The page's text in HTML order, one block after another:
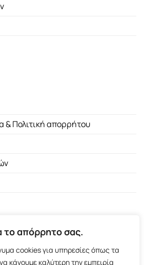
το απόρρητο σας.
cookies για υπηρεσίες όπως τα
κάνουμε καλύτερη την εμπειρία
Πολιτική απορρήτου